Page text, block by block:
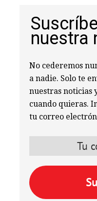
nuestra
No cederemos
a nadie. Solo te
nuestras noticias
cuando quieras.
tu correo